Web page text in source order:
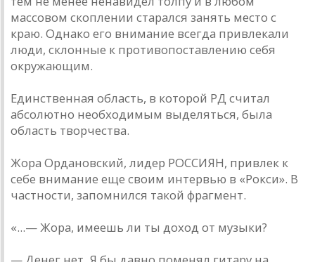
массовом скоплении старался занять место с
краю. Однако его внимание всегда привлекали
люди, склонные к противопоставлению себя
окружающим.
Единственная область, в которой РД считал
абсолютно необходимым выделяться, была
область творчества.
Жора Ордановский, лидер РОССИЯН, привлек к
себе внимание еще своим интервью в «Рокси». В
частности, запомнился такой фрагмент.
«...— Жора, имеешь ли ты доход от музыки?